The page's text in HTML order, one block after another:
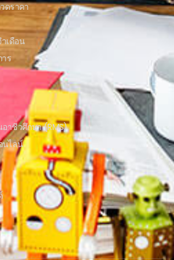
ดราคา
เดือน
ร
าชีวศึกษา (RMS)
นไลน์